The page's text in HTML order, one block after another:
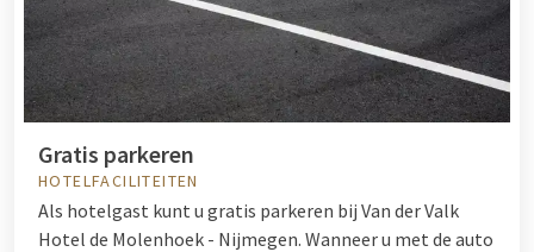
Gratis parkeren
HOTELFACILITEITEN
Als hotelgast kunt u gratis parkeren bij Van der Valk
Hotel de Molenhoek - Nijmegen. Wanneer u met de auto